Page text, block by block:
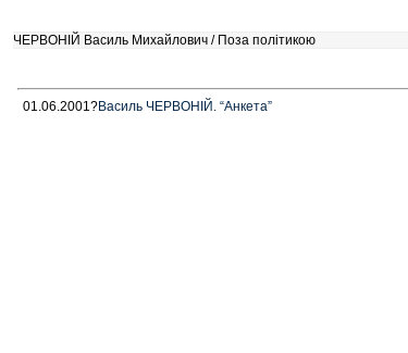
ЧЕРВОНІЙ Василь Михайлович / Поза політикою
01.06.2001?Василь ЧЕРВОНІЙ. “Анкета”